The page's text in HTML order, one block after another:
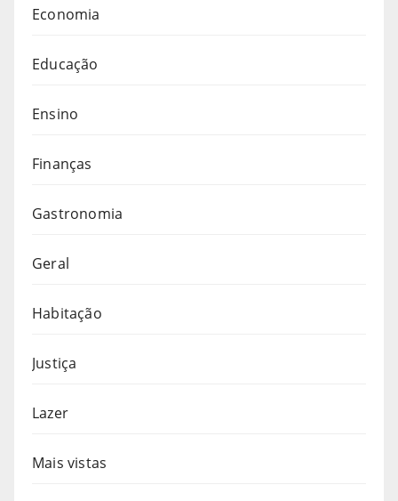
Economia
Educação
Ensino
Finanças
Gastronomia
Geral
Habitação
Justiça
Lazer
Mais vistas